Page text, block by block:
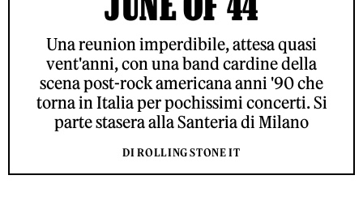
Una reunion imperdibile, attesa quasi
vent'anni, con una band cardine della
scena post-rock americana anni '90 che
torna in Italia per pochissimi concerti. Si
parte stasera alla Santeria di Milano
DI ROLLING STONE IT